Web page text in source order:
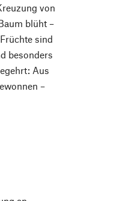
von
blüht –
sind
besonders
Aus
–